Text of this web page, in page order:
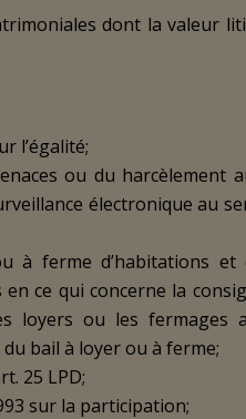
dont la valeur
l’égalité;
ou du harcèlement
électronique au
à ferme d’habitations et
ce qui concerne la
loyers ou les fermages
bail à loyer ou à ferme;
25 LPD;
sur la participation;